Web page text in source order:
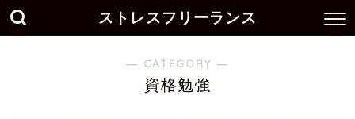
ストレスフリーランス
― CATEGORY ―
資格勉強